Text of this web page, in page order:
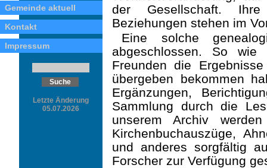
Gemeinde aktuell
Kontakt
Impressum
Letzte Änderung
05.07.2026
der Gesell­schaft.
Beziehungen stehen im
Eine solche
abgeschlossen. So
Freunden die
übergeben bekommen
Ergänzungen,
Sammlung durch die
unserem Archiv werden
Kirchenbuchauszüge,
und anderes sorgfältig
Forscher zur Ver­fügung